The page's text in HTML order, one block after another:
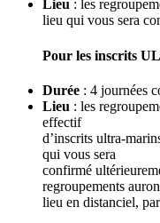
Lieu : les
lieu qui vous sera
Pour les inscrits
Durée : 4 journées
Lieu : les
effectif
d’inscrits ultra-
qui vous sera
confirmé
regroupements
lieu en distanciel,